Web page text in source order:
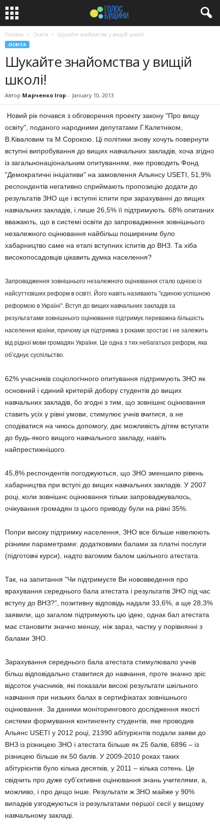
Головна Освіта Шукайте знайомства у вищій школі!
ОСВІТА
Шукайте знайомства у вищій
школі!
Автор Марченко Ігор - January 10, 2013
Новий рік почався з обговорення проекту закону "Про вищу
освіту", поданого народними депутатами Г.Калетніком,
В.Ківаловим та М.Сорокою. Ці політики знову хочуть повернути
вступні випробування до вищих навчальних закладів, хоча згідно
із загальнонаціональним опитуванням, яке проводить Фонд
"Демократичні ініціативи" на замовлення Альянсу USETI, 51,9%
респондентів негативно сприймають пропозицію додати до
результатів ЗНО ще і вступні іспити при зарахуванні до вищих
навчальних закладів, і лише 26,5% її підтримують. 68% опитаних
вважають, що в системі освіти до запровадження зовнішнього
незалежного оцінювання найбільш поширеним було
хабарництво саме на етапі вступних іспитів до ВНЗ. Та хіба
високопосадовців цікавить думка населення?
Запровадження зовнішнього незалежного оцінювання стало однією із
найсуттєвіших реформ в освіті. Його навіть називають "єдиною успішною
реформою в Україні". Вступ до вищих навчальних закладів за
результатами зовнішнього оцінювання підтримує переважна більшість
населення країни, причому ця підтримка з роками зростає і не залежить
від рідної мови громадян України. Це одна з тих небагатьох реформ, яка
об’єднує суспільство.
62% учасників соціологічного опитування підтримують ЗНО як
основний і єдиний критерій добору студентів до вищих
навчальних закладів, бо згодні з тим, що зовнішнє оцінювання
ставить усіх у рівні умови, стимулює учнів вчитися, а не
сподіватися на чиюсь допомогу, дає можливість дітям вступати
до будь-якого вищого навчального закладу, навіть
найпрестижнішого.
45,8% респондентів погоджуються, що ЗНО зменшило рівень
хабарництва при вступі до вищих навчальних закладів. У 2007
році, коли зовнішнє оцінювання тільки запроваджувалось,
очікування громадян із цього приводу були на рівні 35%.
Попри високу підтримку населення, ЗНО все більше нівелюють
різними параметрами: додатковими балами за платні послуги
(підготовчі курси), надто вагомим балом шкільного атестата.
Так, на запитання "Чи підтримуєте Ви нововведення про
врахування середнього бала атестата і результатів ЗНО під час
вступу до ВНЗ?", позитивну відповідь надали 33,6%, а ще 28,3%
заявили, що загалом підтримують цю ідею, однак бал атестата
має становити значно меншу, ніж зараз, частку у порівнянні з
балами ЗНО.
Зарахування середнього бала атестата стимулювало учнів
більш відповідально ставитися до навчання, проте значно зріс
відсоток учасників, які показали високі результати шкільного
навчання при низьких балах в сертифікатах зовнішнього
оцінювання. За даними моніторингового дослідження якості
системи формування контингенту студентів, яке проводив
Альянс USETI у 2012 році, 21390 абітурієнтів подали заяви до
ВНЗ із різницею ЗНО і атестата більше як 25 балів, 6896 – із
різницею більше як 50 балів. У 2009-2010 роках таких
абітурієнтів було кілька десятків, у 2011 – кілька сотень. Це
свідчить про дуже суб’єктивне оцінювання знань учителями, а,
можливо, і про дещо інше. Результати ж ЗНО майже у 90%
випадків узгоджуються із результатами першої сесії у вищому
навчальному закладі.